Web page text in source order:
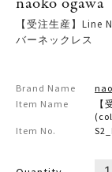
【受注生産】Line
バーネックレス
Brand Name
Item Name
Item No.